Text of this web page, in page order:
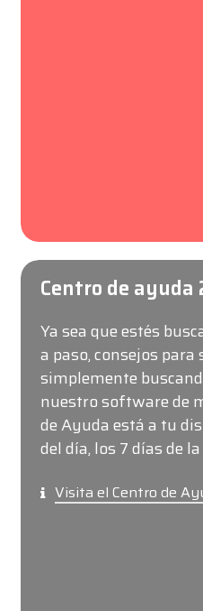
Centro de ayuda
Ya sea que estés
a paso, consejos
simplemente
nuestro software de
de Ayuda está a tu
del día, los 7 días de
Visita el Centro de